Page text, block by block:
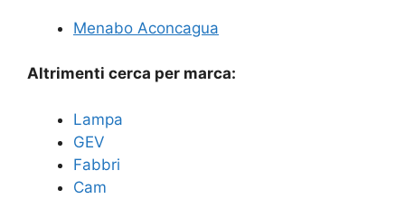
Menabo Aconcagua
Altrimenti cerca per marca:
Lampa
GEV
Fabbri
Cam